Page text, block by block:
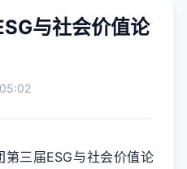
与社会价值论
三届ESG与社会价值论